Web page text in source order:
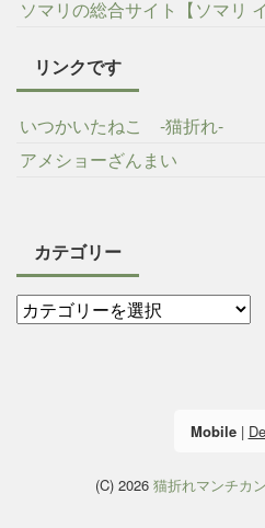
ソマリの総合サイト【ソマリ
リンクです
いつかいたねこ -猫折れ-
アメショーざんまい
カテゴリー
Mobile|
(C) 2026 猫折れマンチカン